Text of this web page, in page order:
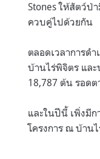
Stones ให้สัตว์ป่
ควบคู่ไปด้วยกัน
ตลอดเวลาการด
บ้านไร่พิจิตร แล
18,787 ต้น รอด
และในปีนี้ เพิ่งมี
โครงการ ณ บ้าน